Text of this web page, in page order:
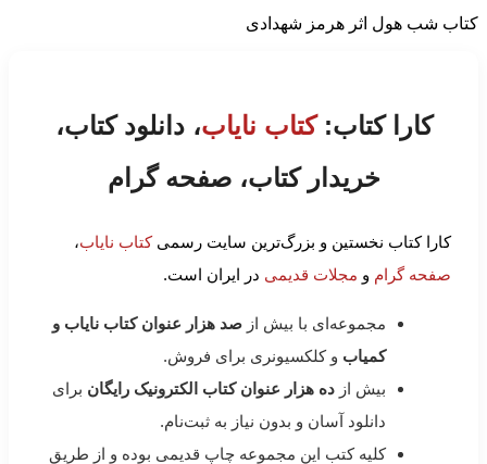
کتاب شب هول اثر هرمز شهدادی
کارا کتاب:کتاب نایاب، دانلود کتاب،
خریدار کتاب، صفحه گرام
کارا کتاب نخستین و بزرگ‌ترین سایت رسمیکتاب نایاب،
صفحه گرام و مجلات قدیمی در ایران است.
مجموعه‌ای با بیش از صد هزار عنوان کتاب نایاب و
کمیاب و کلکسیونری برای فروش.
بیش از ده هزار عنوان کتاب الکترونیک رایگان برای
دانلود آسان و بدون نیاز به ثبت‌نام.
کلیه کتب این مجموعه چاپ قدیمی بوده و از طریق